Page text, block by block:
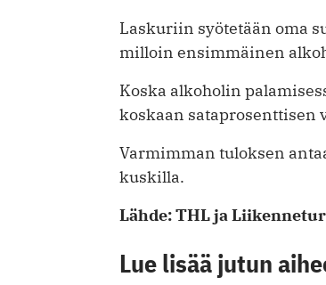
Laskuriin syötetään oma
milloin ensimmäinen
Koska alkoholin
koskaan sataprosenttisen
Varmimman tuloksen
kuskilla.
Lähde: THL ja
Lue lisää jutun